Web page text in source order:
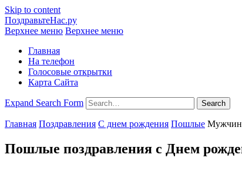
Skip to content
ПоздравьтеНас.ру
Верхнее меню Верхнее меню
Главная
На телефон
Голосовые открытки
Карта Сайта
Expand Search Form Search
Главная Поздравления С днем рождения Пошлые
Пошлые поздравления с Днем